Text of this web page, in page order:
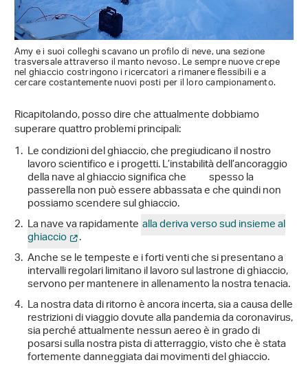
Amy e i suoi colleghi scavano un profilo di neve, una sezione
trasversale attraverso il manto nevoso. Le sempre nuove crepe
nel ghiaccio costringono i ricercatori a rimanere flessibili e a
cercare costantemente nuovi posti per il loro campionamento.
Ricapitolando, posso dire che attualmente dobbiamo
superare quattro problemi principali:
Le condizioni del ghiaccio, che pregiudicano il nostro
lavoro scientifico e i progetti. L’instabilità dell’ancoraggio
della nave al ghiaccio significa che spesso la
passerella non può essere abbassata e che quindi non
possiamo scendere sul ghiaccio.
La nave va rapidamentealla deriva verso sud insieme al
ghiaccio
.
Anche se le tempeste e i forti venti che si presentano a
intervalli regolari limitano il lavoro sul lastrone di ghiaccio,
servono per mantenere in allenamento la nostra tenacia.
La nostra data di ritorno è ancora incerta, sia a causa delle
restrizioni di viaggio dovute alla pandemia da coronavirus,
sia perché attualmente nessun aereo è in grado di
posarsi sulla nostra pista di atterraggio, visto che è stata
fortemente danneggiata dai movimenti del ghiaccio.